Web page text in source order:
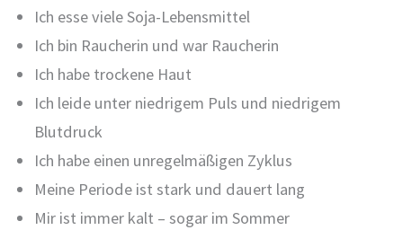
Ich esse viele Soja-Lebensmittel
Ich bin Raucherin und war Raucherin
Ich habe trockene Haut
Ich leide unter niedrigem Puls und niedrigem
Blutdruck
Ich habe einen unregelmäßigen Zyklus
Meine Periode ist stark und dauert lang
Mir ist immer kalt – sogar im Sommer